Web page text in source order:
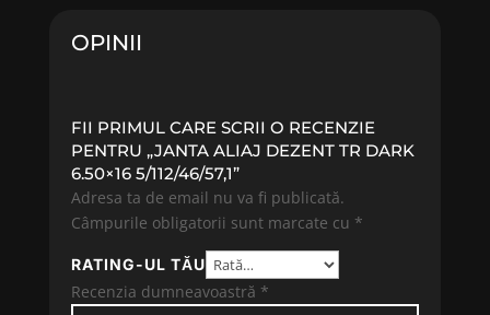
OPINII
FII PRIMUL CARE SCRII O RECENZIE
PENTRU „JANTA ALIAJ DEZENT TR DARK
6.50×16 5/112/46/57,1”
Adresa ta de email nu va fi publicată.
Câmpurile obligatorii sunt marcate cu *
RATING-UL TĂU
Recenzia dumneavoastră *